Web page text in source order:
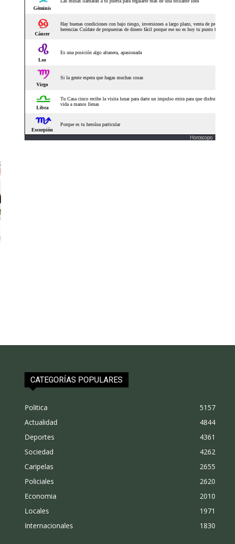
Horoscopo
CATEGORÍAS POPULARES
Politica
5157
Actualidad
4844
Deportes
4361
Sociedad
4262
Caripelas
2655
Policiales
2620
Economia
2010
Locales
1971
Internacionales
1830